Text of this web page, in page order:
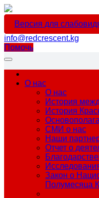
Версия для
info@redcrescent.kg
Помочь
О нас
О нас
История
История
СМИ о нас
Наши
Отчет о
Закон о
Полумесяца